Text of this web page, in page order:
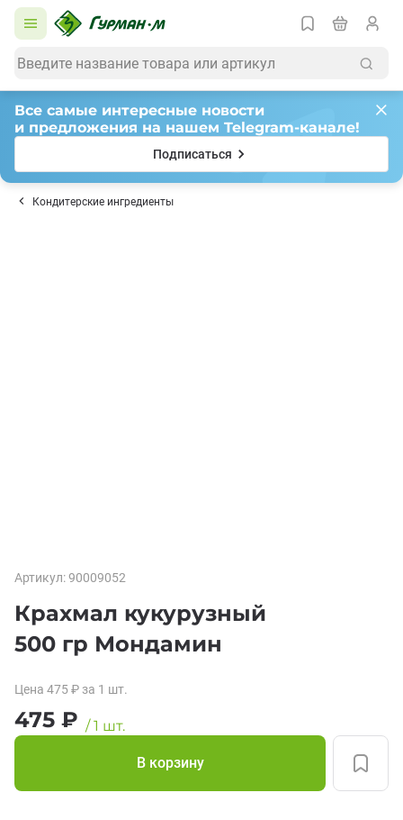
Все самые интересные новости
и предложения на нашем Telegram-канале!
Подписаться
Кондитерские ингредиенты
Артикул:90009052
Крахмал кукурузный
500 гр Мондамин
Цена 475₽ за 1 шт.
475 ₽ /1 шт.
В корзину